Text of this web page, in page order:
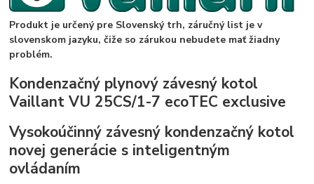
Produkt je určený pre Slovenský trh, záručný list je v
slovenskom jazyku, čiže so zárukou nebudete mať žiadny
problém.
Kondenzačný plynový závesný kotol
Vaillant VU 25CS/1-7 ecoTEC exclusive
Vysokoúčinný závesný kondenzačný kotol
novej generácie s inteligentným
ovládaním